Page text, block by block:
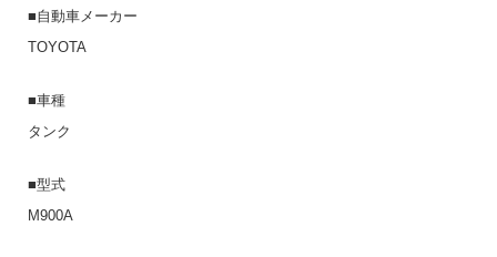
■自動車メーカー
TOYOTA
■車種
タンク
■型式
M900A